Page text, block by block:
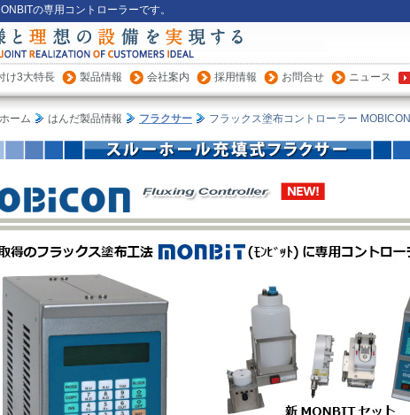
の専用コントローラーです。
け3大特長 製品情報 会社案内 採用情報 お問合せ ニュース
ーム はんだ製品情報 フラクサー フラックス塗布コントローラー MOBICON
法
カスタマイズ・複合機
信頼と実績
品情報
ト»